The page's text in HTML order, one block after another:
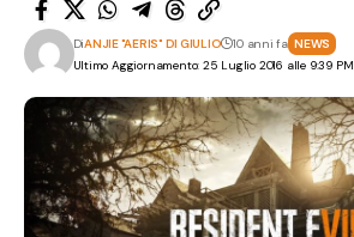
Ultimo Aggiornamento: 25 Luglio 2016 alle 9:39 PM
DiANJIE "AERIS" DI GIULIO 10 anni fa NEWS